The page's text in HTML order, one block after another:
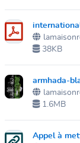
38KB
armhada-
1.6MB
Appel à